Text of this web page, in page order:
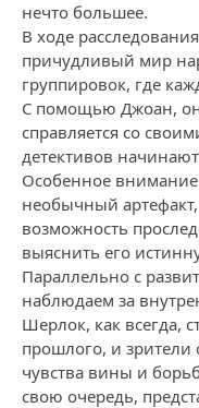
нечто большее.
В ходе
причудливый мир
группировок, где
С помощью Джоан,
справляется со
детективов
Особенное
необычный
возможность
выяснить его
Параллельно с
наблюдаем за
Шерлок, как всегда,
прошлого, и зрители
чувства вины и
свою очередь,